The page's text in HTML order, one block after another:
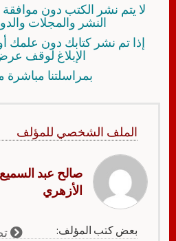
لا يتم نشر الكتب دون
النشر والمجلات
إذا تم نشر كتابك دون علمك
الإبلاغ لوقف
بمراسلتنا مباشرة
الملف الشخصي للمؤلف
صالح عبد السميع
الأزهري
بعض كتب المؤلف: